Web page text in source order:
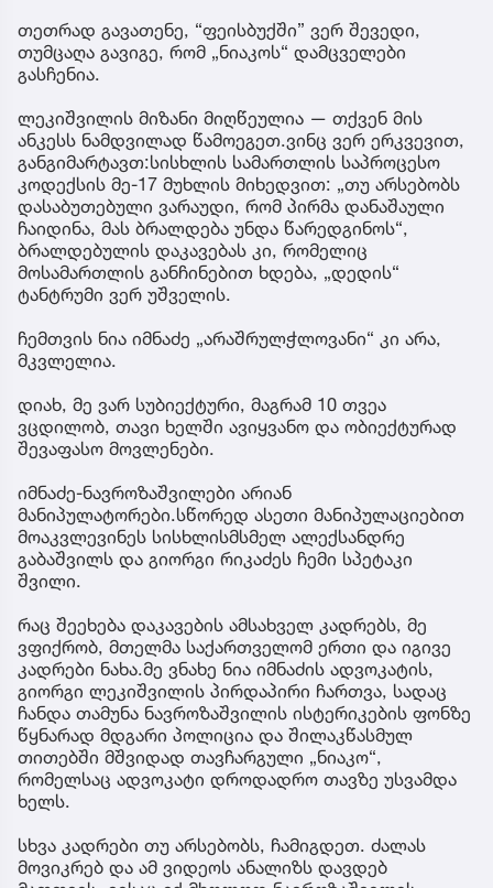
ექიმის - გიგა ავალიანის მკვლელებს! - ასე
ეხმაურება სოციალურ ქსელში, მოკლული
მასწავლებლის, გიგა ავალიანის დედა, ეკა
კუპატაძე მისი შვილის საქმეზე კიდევ ორი პირის
დაკავებას.
ეკა კუპატაძე სამართლიანობისთვის ბრძოლაში
მხარდაჭერისთვის საზოგადოებას მადლობას
უხდის.
“საქართველოვ, მადლობა ამ გიჟურ ომში
თანაბრძოლისთვის!
თეთრად გავათენე, “ფეისბუქში” ვერ შევედი,
თუმცაღა გავიგე, რომ „ნიაკოს“ დამცველები
გასჩენია.
ლეკიშვილის მიზანი მიღწეულია — თქვენ მის
ანკესს ნამდვილად წამოეგეთ.ვინც ვერ ერკვევით,
განგიმარტავთ:სისხლის სამართლის საპროცესო
კოდექსის მე-17 მუხლის მიხედვით: „თუ არსებობს
დასაბუთებული ვარაუდი, რომ პირმა დანაშაული
ჩაიდინა, მას ბრალდება უნდა წარედგინოს“,
ბრალდებულის დაკავებას კი, რომელიც
მოსამართლის განჩინებით ხდება, „დედის“
ტანტრუმი ვერ უშველის.
ჩემთვის ნია იმნაძე „არაშრულჭლოვანი“ კი არა,
მკვლელია.
დიახ, მე ვარ სუბიექტური, მაგრამ 10 თვეა
ვცდილობ, თავი ხელში ავიყვანო და ობიექტურად
შევაფასო მოვლენები.
იმნაძე-ნავროზაშვილები არიან
მანიპულატორები.სწორედ ასეთი მანიპულაციებით
მოაკვლევინეს სისხლისმსმელ ალექსანდრე
გაბაშვილს და გიორგი რიკაძეს ჩემი სპეტაკი
შვილი.